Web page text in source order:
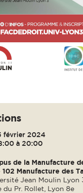
février 2024
à 20:00
de la Manufacture
102 Manufacture des
Jean Moulin Lyon
du Pr. Rollet, Lyon 8e